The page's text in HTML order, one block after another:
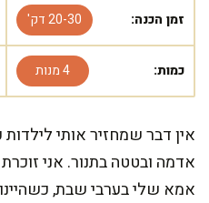
זמן הכנה: 20-30 דק'
כמות: 4 מנות
אין דבר שמחזיר אותי
אדמה ובטטה בתנור. אני
אמא שלי בערבי שבת,